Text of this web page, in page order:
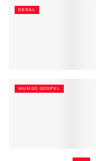
GERAL
MUNDO GOSPEL